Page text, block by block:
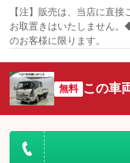
自動駐車シス
駐車支援シ
横滑り防止
：装備なし
サンルーフ
：装備なし
：装備あり
リフトアップ
：装備なし
ダウンヒルアシスト
パワーウィンドウ
：装備あり
カーナビ：メモリー
：装備あり
TV：フルセグ
：装備あり
オーディオ：CDまた
可
：装備あり
ビジュアル：-／DVD
：装備あり
革シート
：装備なし
【注】販売は、当店に直
お取置きはいたしません
のお客様に限ります。
無料 この車